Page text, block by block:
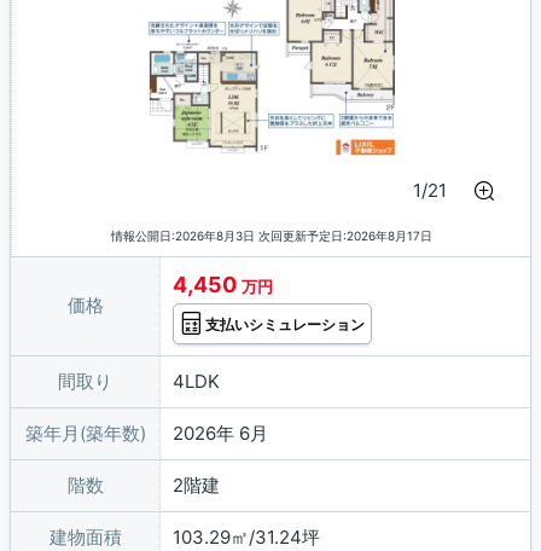
1/21
情報公開日:2026年8月3日 次回更新予定日:2026年8月17日
価格
4,450 万円
支払いシミュレーション
間取り 4LDK
築年月(築年数) 2026年 6月
階数 2階建
建物面積 103.29㎡/31.24坪